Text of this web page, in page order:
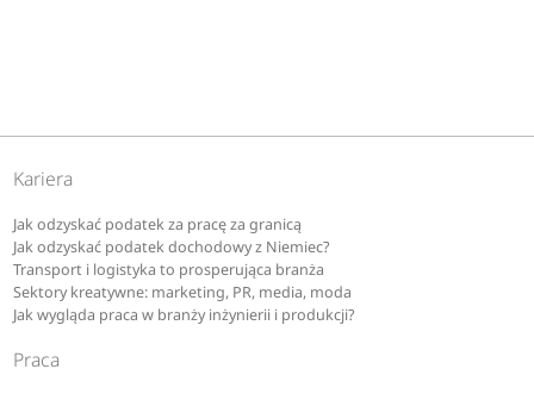
Kariera
Jak odzyskać podatek za pracę za granicą
Jak odzyskać podatek dochodowy z Niemiec?
Transport i logistyka to prosperująca branża
Sektory kreatywne: marketing, PR, media, moda
Jak wygląda praca w branży inżynierii i produkcji?
Praca